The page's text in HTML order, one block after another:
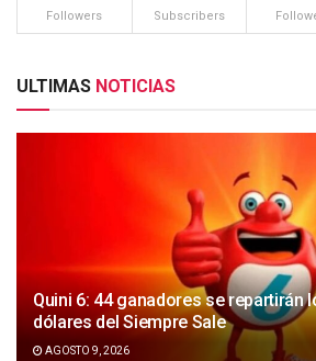
Followers Subscribers
ULTIMAS NOTICIAS
Quini 6: 44 ganadores se repartirán
dólares del Siempre Sale
AGOSTO 9, 2026